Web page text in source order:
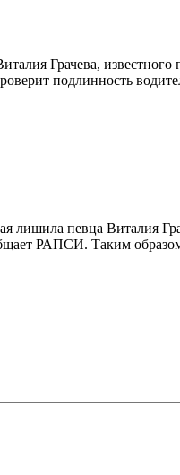
Грачева,
подлинность
певца Виталия
РАПСИ. Таким